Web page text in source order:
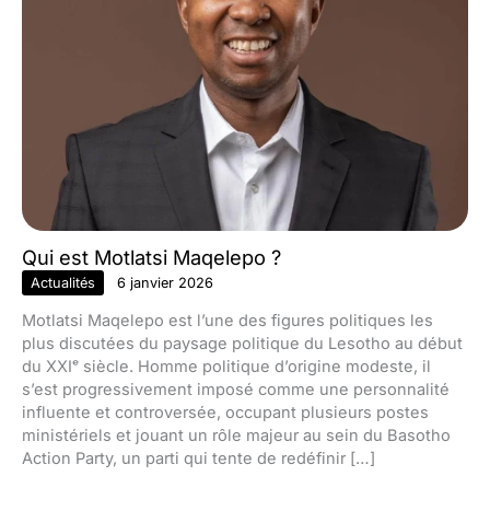
Qui est Motlatsi Maqelepo ?
Actualités 6 janvier 2026
Motlatsi Maqelepo est l’une des figures politiques les
plus discutées du paysage politique du Lesotho au début
du XXIᵉ siècle. Homme politique d’origine modeste, il
s’est progressivement imposé comme une personnalité
influente et controversée, occupant plusieurs postes
ministériels et jouant un rôle majeur au sein du Basotho
Action Party, un parti qui tente de redéfinir […]